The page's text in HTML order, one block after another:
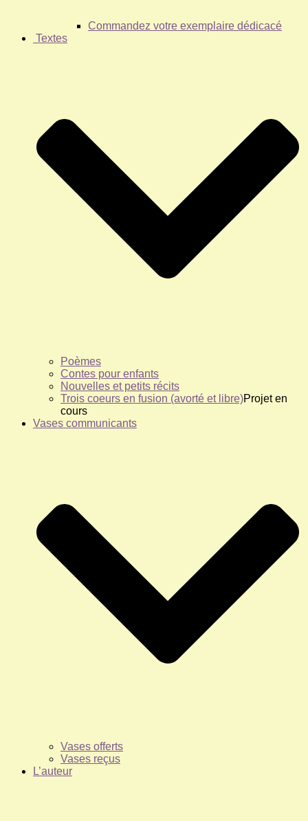
Commandez votre exemplaire dédicacé
Textes
Poèmes
Contes pour enfants
Nouvelles et petits récits
Trois coeurs en fusion (avorté et libre)Projet en
cours
Vases communicants
Vases offerts
Vases reçus
L’auteur